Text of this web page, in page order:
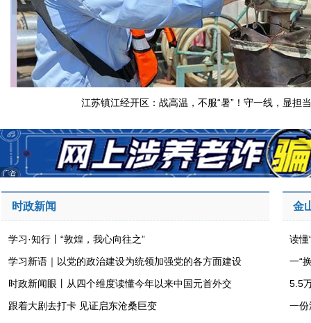
江苏镇江经开区：战高温，不服“暑”！守一线，显担
时政新闻
学习·知行丨“敦煌，我心向往之”
学习新语｜以党的政治建设为统领加强党的各方面建设
时政新闻眼丨从四个维度读懂今年以来中国元首外交
跟着大剧去打卡 见证启东沧桑巨变
金
读懂
一“
5.5
一